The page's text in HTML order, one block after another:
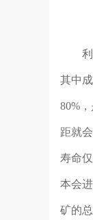
其中
80%
距就
寿命
本会
矿的